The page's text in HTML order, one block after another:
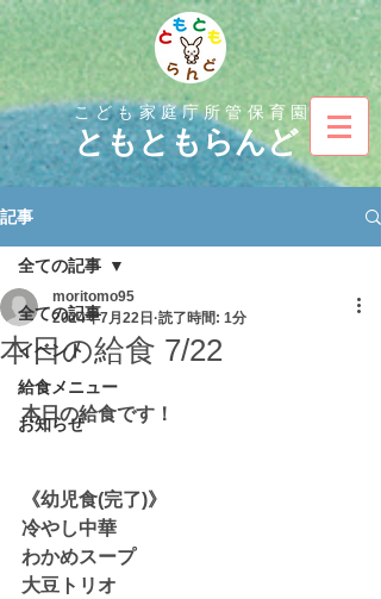
こども家庭庁所管保育園
ともともらんど
記事
全ての記事
イベント
給食メニュー
お知らせ
全ての記事
本日の給食 7/22
moritomo95
2024年7月22日 読了時間: 1分
本日の給食です！
《幼児食(完了)》
冷やし中華
わかめスープ
大豆トリオ